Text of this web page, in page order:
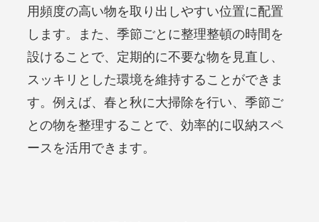
用頻度の高い物を取り出しやすい位置に配置
します。また、季節ごとに整理整頓の時間を
設けることで、定期的に不要な物を見直し、
スッキリとした環境を維持することができま
す。例えば、春と秋に大掃除を行い、季節ご
との物を整理することで、効率的に収納スペ
ースを活用できます。